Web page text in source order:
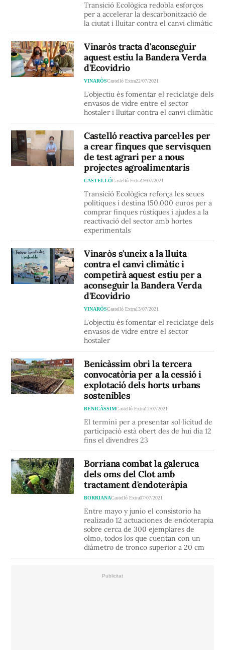
Transició Ecològica redobla esforços
per a accelerar la descarbonització de
la ciutat i lluitar contra el canvi climàtic
Vinaròs tracta d'aconseguir
aquest estiu la Bandera Verda
d'Ecovidrio
VINARÒSCastelló Extra22/07/2021
L'objectiu és fomentar el reciclatge dels
envasos de vidre entre el sector
hostaler i lluitar contra el canvi climàtic
Castelló reactiva parcel·les per
a crear finques que servisquen
de test agrari per a nous
projectes agroalimentaris
CASTELLÓCastelló Extra19/07/2021
Transició Ecològica reforça les seues
polítiques i destina 150.000 euros per a
comprar finques rústiques i ajudes a la
reactivació del sector amb hortes
experimentals
Vinaròs s'uneix a la lluita
contra el canvi climàtic i
competirà aquest estiu per a
aconseguir la Bandera Verda
d'Ecovidrio
VINARÒSCastelló Extra13/07/2021
L'objectiu és fomentar el reciclatge dels
envasos de vidre entre el sector
hostaler
Benicàssim obri la tercera
convocatòria per a la cessió i
explotació dels horts urbans
sostenibles
BENICÀSSIMCastelló Extra12/07/2021
El termini per a presentar sol·licitud de
participació està obert des de hui dia 12
fins el divendres 23
Borriana combat la galeruca
dels oms del Clot amb
tractament d'endoteràpia
BORRIANACastelló Extra07/07/2021
Entre mayo y junio el consistorio ha
realizado 12 actuaciones de endoterapia
sobre cerca de 300 ejemplares de
olmo, todos los que cuentan con un
diámetro de tronco superior a 20 cm